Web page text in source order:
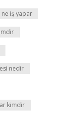
ne iş yapar
nedir
kimdir